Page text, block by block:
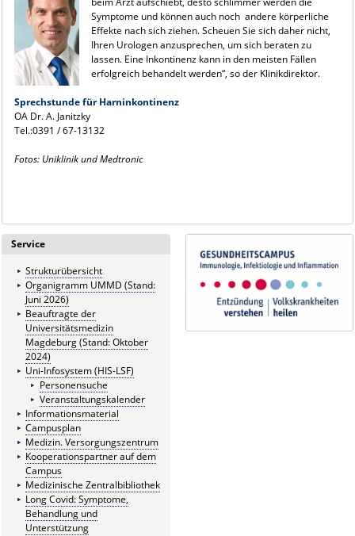
Symptome und können auch noch andere körperliche
Effekte nach sich ziehen. Scheuen Sie sich daher nicht,
Ihren Urologen anzusprechen, um sich beraten zu
lassen. Eine Inkontinenz kann in den meisten Fällen
erfolgreich behandelt werden“, so der Klinikdirektor.
Sprechstunde für Harninkontinenz
OA Dr. A. Janitzky
Tel.:0391 / 67-13132
Fotos: Uniklinik und Medtronic
Service
Strukturübersicht
Organigramm UMMD (Stand:
Juni 2026)
Beauftragte der
Universitätsmedizin
Magdeburg (Stand: Oktober
2024)
Uni-Infosystem (HIS-LSF)
Personensuche
Veranstaltungskalender
Informationsmaterial
Campusplan
Medizin. Versorgungszentrum
Kooperationspartner auf dem
Campus
Medizinische Zentralbibliothek
Long Covid: Symptome,
Behandlung und
Unterstützung